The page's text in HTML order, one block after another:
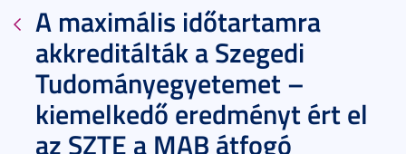
A maximális időtartamra
akkreditálták a Szegedi
Tudományegyetemet –
kiemelkedő eredményt ért el
az SZTE a MAB átfogó